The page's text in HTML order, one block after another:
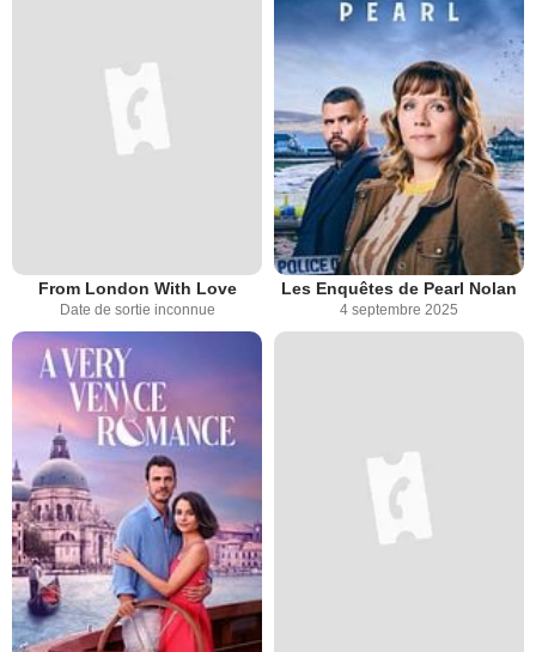
From London With Love
Date de sortie inconnue
Les Enquêtes de Pearl Nolan
4 septembre 2025